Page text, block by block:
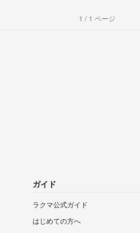
1 / 1 ページ
ガイド
ラクマ公式ガイド
はじめての方へ